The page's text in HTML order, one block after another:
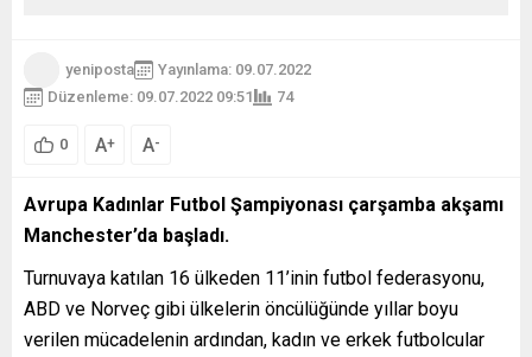
yeniposta
Yayınlama: 09.07.2022
Düzenleme: 09.07.2022 09:51
74
0 A+ A-
Avrupa Kadınlar Futbol Şampiyonası çarşamba akşamı
Manchester’da başladı.
Turnuvaya katılan 16 ülkeden 11’inin futbol federasyonu,
ABD ve Norveç gibi ülkelerin öncülüğünde yıllar boyu
verilen mücadelenin ardından, kadın ve erkek futbolcular